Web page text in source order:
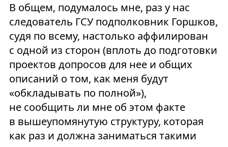
В общем, подумалось мне, раз у нас
следователь ГСУ подполковник Горшков,
судя по всему, настолько аффилирован
с одной из сторон (вплоть до подготовки
проектов допросов для нее и общих
описаний о том, как меня будут
«обкладывать по полной»),
не сообщить ли мне об этом факте
в вышеупомянутую структуру, которая
как раз и должна заниматься такими